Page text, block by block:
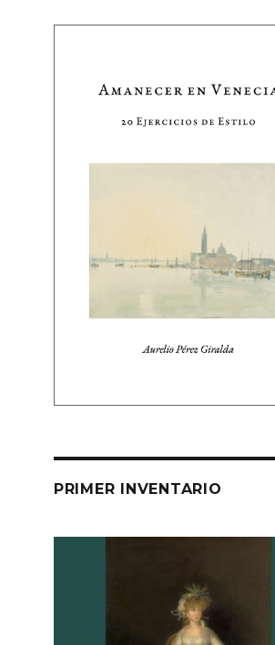
PRIMER INVENTARIO